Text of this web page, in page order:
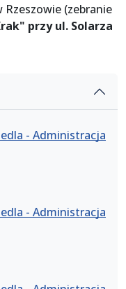
Rzeszowie (zebranie
przy ul. Solarza
- Administracja
- Administracja